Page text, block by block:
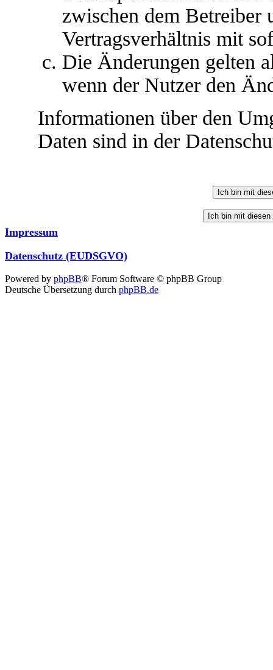
zwischen dem Betreiber
Vertragsverhältnis mit
Die Änderungen gelten
wenn der Nutzer den
Informationen über den
Daten sind in der
Impressum
Datenschutz (EUDSGVO)
Powered by phpBB® Forum Software © phpBB Group
Deutsche Übersetzung durch phpBB.de